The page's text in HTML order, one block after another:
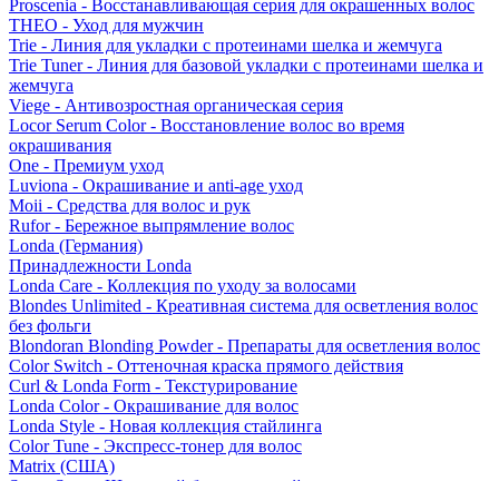
Proscenia - Восстанавливающая серия для окрашенных волос
THEO - Уход для мужчин
Trie - Линия для укладки с протеинами шелка и жемчуга
Trie Tuner - Линия для базовой укладки с протеинами шелка и
жемчуга
Viege - Антивозростная органическая серия
Locor Serum Color - Восстановление волос во время
окрашивания
One - Премиум уход
Luviona - Окрашивание и anti-age уход
Moii - Средства для волос и рук
Rufor - Бережное выпрямление волос
Londa (Германия)
Принадлежности Londa
Londa Care - Коллекция по уходу за волосами
Blondes Unlimited - Креативная система для осветления волос
без фольги
Blondoran Blonding Powder - Препараты для осветления волос
Color Switch - Оттеночная краска прямого действия
Curl & Londa Form - Текстурирование
Londa Color - Окрашивание для волос
Londa Style - Новая коллекция стайлинга
Color Tune - Экспресс-тонер для волос
Matrix (США)